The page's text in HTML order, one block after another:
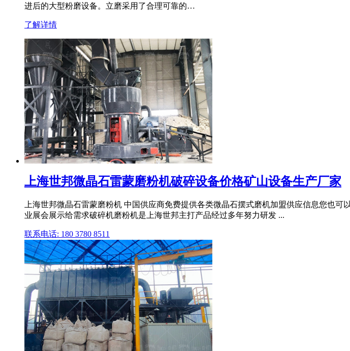
进后的大型粉磨设备。立磨采用了合理可靠的…
了解详情
上海世邦微晶石雷蒙磨粉机破碎设备价格矿山设备生产厂家
上海世邦微晶石雷蒙磨粉机 中国供应商免费提供各类微晶石摆式磨机加盟供应信息您也
业展会展示给需求破碎机磨粉机是上海世邦主打产品经过多年努力研发 ...
联系电话: 180 3780 8511